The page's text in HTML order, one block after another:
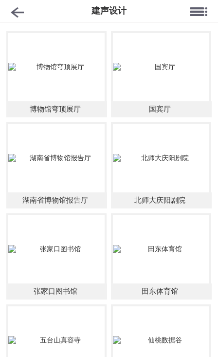
建声设计
博物馆穹顶展厅 国宾厅
湖南省博物馆报告厅 北师大庆阳剧院
张家口图书馆 田东体育馆